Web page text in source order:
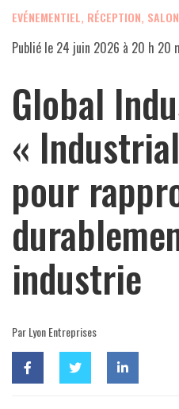
EVÉNEMENTIEL, RÉCEPTION,
Publié le 24 juin 2026 à 20 h 20
Global
«
pour
industrie
Par Lyon Entreprises